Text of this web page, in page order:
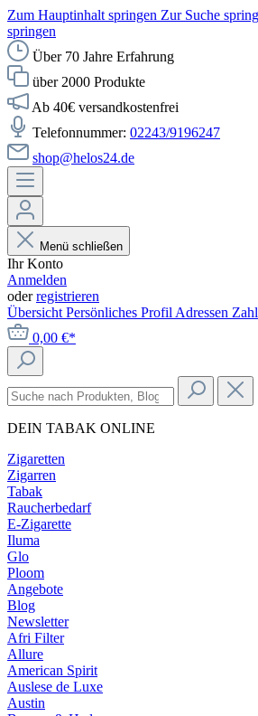
Zum Hauptinhalt springen Zur Suche
springen
Über 70 Jahre Erfahrung
über 2000 Produkte
Ab 40€ versandkostenfrei
Telefonnummer: 02243/9196247
shop@helos24.de
Menü schließen
Ihr Konto
Anmelden
oderregistrieren
Übersicht Persönliches Profil Adressen
0,00 €*
DEIN TABAK ONLINE
Zigaretten
Zigarren
Tabak
Raucherbedarf
E-Zigarette
Iluma
Glo
Ploom
Angebote
Blog
Newsletter
Afri Filter
Allure
American Spirit
Auslese de Luxe
Austin